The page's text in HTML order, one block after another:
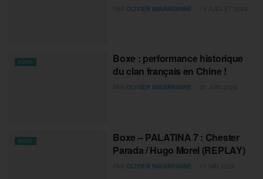
OLIVIER NAVARRANNE
BOXE
Boxe : performance historique
du clan français en Chine !
OLIVIER NAVARRANNE
BOXE
Boxe – PALATINA 7 : Chester
Parada / Hugo Morel (REPLAY)
OLIVIER NAVARRANNE